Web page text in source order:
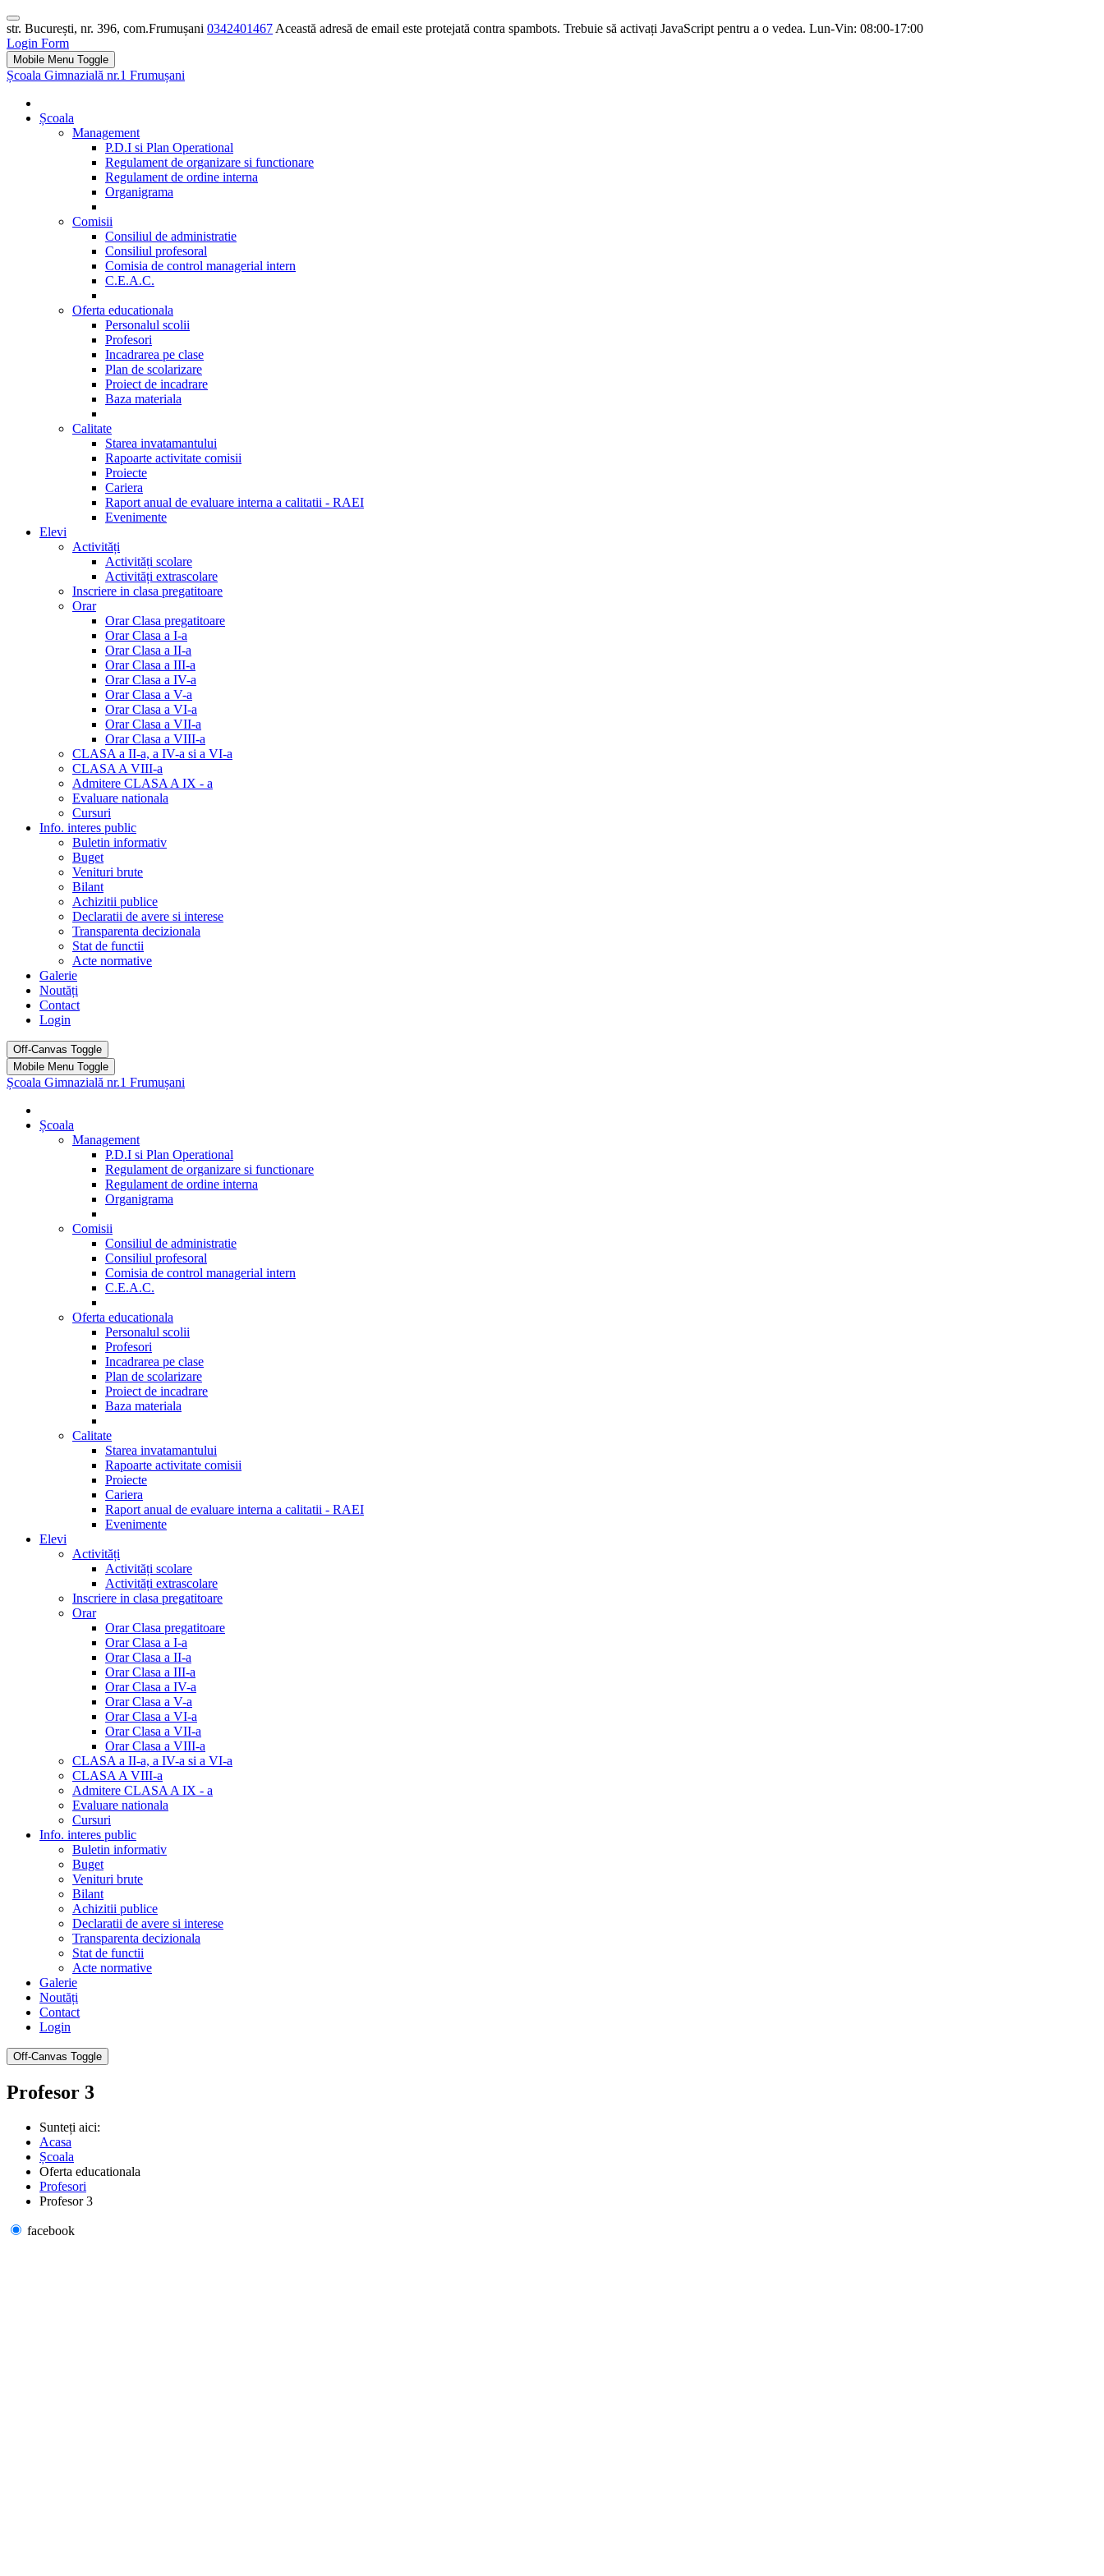
str. București, nr. 396, com.Frumușani 0342401467 Această adresă de email este protejată contra spambots. Trebuie să activați JavaScript pentru a o vedea. Lun-Vin: 08:00-17:00
Login Form
Mobile Menu Toggle
Școala Gimnazială nr.1 Frumușani
Școala
Management
P.D.I si Plan Operational
Regulament de organizare si functionare
Regulament de ordine interna
Organigrama
Comisii
Consiliul de administratie
Consiliul profesoral
Comisia de control managerial intern
C.E.A.C.
Oferta educationala
Personalul scolii
Profesori
Incadrarea pe clase
Plan de scolarizare
Proiect de incadrare
Baza materiala
Calitate
Starea invatamantului
Rapoarte activitate comisii
Proiecte
Cariera
Raport anual de evaluare interna a calitatii - RAEI
Evenimente
Elevi
Activități
Activități scolare
Activități extrascolare
Inscriere in clasa pregatitoare
Orar
Orar Clasa pregatitoare
Orar Clasa a I-a
Orar Clasa a II-a
Orar Clasa a III-a
Orar Clasa a IV-a
Orar Clasa a V-a
Orar Clasa a VI-a
Orar Clasa a VII-a
Orar Clasa a VIII-a
CLASA a II-a, a IV-a si a VI-a
CLASA A VIII-a
Admitere CLASA A IX - a
Evaluare nationala
Cursuri
Info. interes public
Buletin informativ
Buget
Venituri brute
Bilant
Achizitii publice
Declaratii de avere si interese
Transparenta decizionala
Stat de functii
Acte normative
Galerie
Noutăți
Contact
Login
Off-Canvas Toggle
Mobile Menu Toggle
Școala Gimnazială nr.1 Frumușani
Școala
Management
P.D.I si Plan Operational
Regulament de organizare si functionare
Regulament de ordine interna
Organigrama
Comisii
Consiliul de administratie
Consiliul profesoral
Comisia de control managerial intern
C.E.A.C.
Oferta educationala
Personalul scolii
Profesori
Incadrarea pe clase
Plan de scolarizare
Proiect de incadrare
Baza materiala
Calitate
Starea invatamantului
Rapoarte activitate comisii
Proiecte
Cariera
Raport anual de evaluare interna a calitatii - RAEI
Evenimente
Elevi
Activități
Activități scolare
Activități extrascolare
Inscriere in clasa pregatitoare
Orar
Orar Clasa pregatitoare
Orar Clasa a I-a
Orar Clasa a II-a
Orar Clasa a III-a
Orar Clasa a IV-a
Orar Clasa a V-a
Orar Clasa a VI-a
Orar Clasa a VII-a
Orar Clasa a VIII-a
CLASA a II-a, a IV-a si a VI-a
CLASA A VIII-a
Admitere CLASA A IX - a
Evaluare nationala
Cursuri
Info. interes public
Buletin informativ
Buget
Venituri brute
Bilant
Achizitii publice
Declaratii de avere si interese
Transparenta decizionala
Stat de functii
Acte normative
Galerie
Noutăți
Contact
Login
Off-Canvas Toggle
Profesor 3
Sunteți aici:
Acasa
Școala
Oferta educationala
Profesori
Profesor 3
facebook